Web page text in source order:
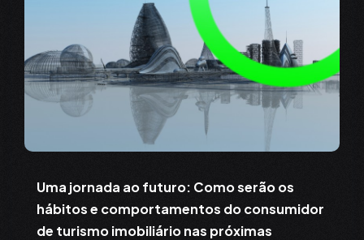
Uma jornada ao futuro: Como serão os
hábitos e comportamentos do consumidor
de turismo imobiliário nas próximas